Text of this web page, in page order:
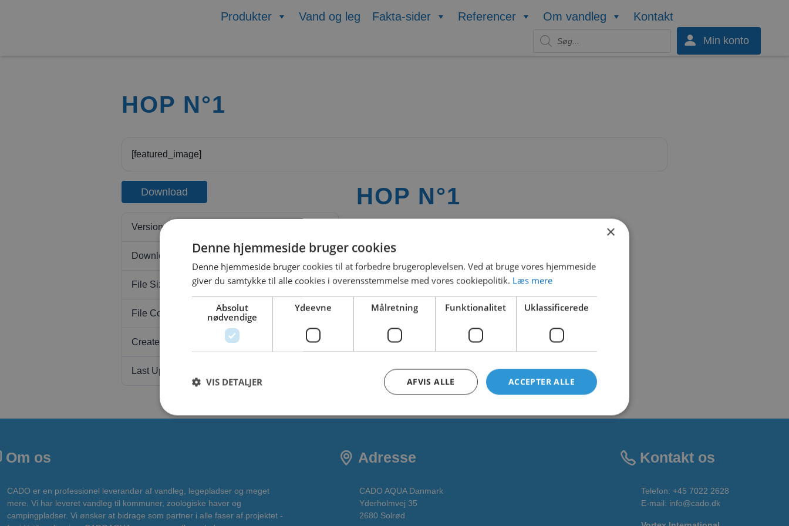
Produkter Vand og leg Fakta-sider Referencer Om vandleg Kontakt
Min konto
HOP N°1
[featured_image]
Download
Version
Download
File Size 1.34 MB
File Count 1
Create Date 3. februar 2025
Last Updated
HOP N°1
Om os
CADO er en professionel leverandør af vandleg, legepladser og meget
mere. Vi har leveret vandleg til kommuner, zoologiske haver og
campingpladser. Vi ønsker at bidrage som partner i alle faser af projektet -
Adresse
CADO AQUA Danmark
Yderholmvej 35
2680 Solrød
Kontakt os
Telefon: +45 7022 2628
E-mail: info@cado.dk
×
Denne hjemmeside bruger cookies
Denne hjemmeside bruger cookies til at forbedre brugeroplevelsen. Ved at bruge vores hjemmeside
giver du samtykke til alle cookies i overensstemmelse med vores cookiepolitik. Læs mere
Absolut
nødvendige
Ydeevne Målretning Funktionalitet Uklassificerede
ACCEPTER ALLE
AFVIS ALLE
VIS DETALJER